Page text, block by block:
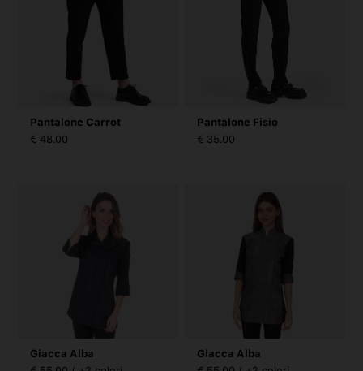
Pantalone Carrot
€ 48.00
Pantalone Fisio
€ 35.00
Giacca Alba
Giacca Alba